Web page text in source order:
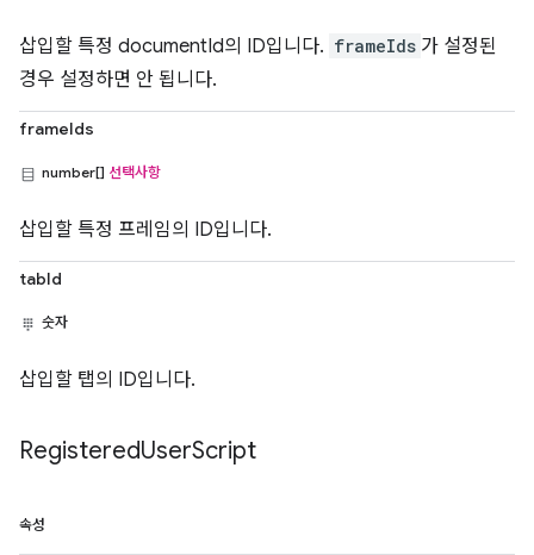
삽입할 특정 documentId의 ID입니다. frameIds 가 설정된
경우 설정하면 안 됩니다.
frameIds
number[] 선택사항
삽입할 특정 프레임의 ID입니다.
tabId
숫자
삽입할 탭의 ID입니다.
RegisteredUserScript
속성